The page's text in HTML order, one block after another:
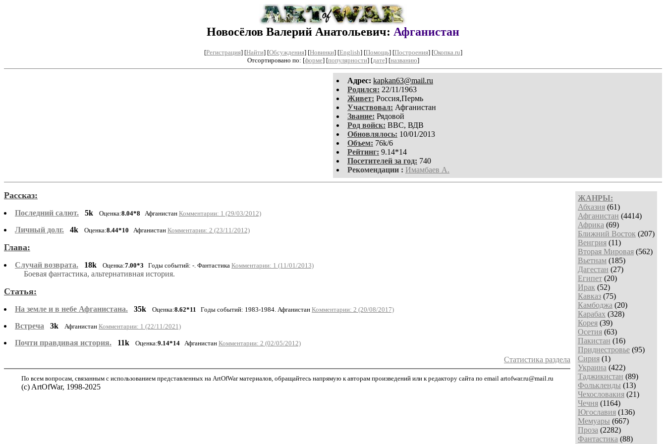
Новосёлов Валерий Анатольевич: Афганистан
[Регистрация] [Найти] [Обсуждения] [Новинки] [English] [Помощь] [Построения] [Окопка.ru]
Отсортировано по: [форме] [популярности] [дате] [названию]
Aдpeс: kapkan63@mail.ru
Родился: 22/11/1963
Живет: Россия,Пермь
Участвовал: Афганистан
Звание: Рядовой
Род войск: ВВС, ВДВ
Обновлялось: 10/01/2013
Объем: 76k/6
Рейтинг: 9.14*14
Посетителей за год: 740
Рекомендации : Имамбаев А.
ЖАНРЫ:
Абхазия (61)
Афганистан (4414)
Африка (69)
Ближний Восток (207)
Венгрия (11)
Вторая Мировая (562)
Вьетнам (185)
Дагестан (27)
Египет (20)
Ирак (52)
Кавказ (75)
Камбоджа (20)
Карабах (328)
Корея (39)
Осетия (63)
Пакистан (16)
Приднестровье (95)
Сирия (1)
Украина (422)
Таджикистан (89)
Фолькленды (13)
Чехословакия (21)
Чечня (1164)
Югославия (136)
Мемуары (667)
Проза (2282)
Фантастика (88)
Рассказ:
Последний салют. 5k Оценка:8.04*8 Афганистан Комментарии: 1 (29/03/2012)
Личный долг. 4k Оценка:8.44*10 Афганистан Комментарии: 2 (23/11/2012)
Глава:
Случай возврата. 18k Оценка:7.00*3 Годы событий: -. Фантастика Комментарии: 1 (11/01/2013)
Боевая фантастика, альтернативная история.
Статья:
На земле и в небе Афганистана. 35k Оценка:8.62*11 Годы событий: 1983-1984. Афганистан Комментарии: 2 (20/08/2017)
Встреча 3k Афганистан Комментарии: 1 (22/11/2021)
Почти правдивая история. 11k Оценка:9.14*14 Афганистан Комментарии: 2 (02/05/2012)
Статистика раздела
По всем вопросам, связанным с использованием представленных на ArtOfWar материалов, обращайтесь напрямую к авторам произведений или к редактору сайта по email artofwar.ru@mail.ru
(с) ArtOfWar, 1998-2025